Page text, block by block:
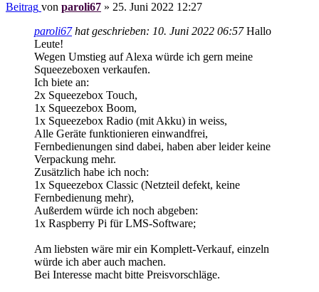
Beitrag von paroli67 » 25. Juni 2022 12:27
paroli67hat geschrieben: 10. Juni 2022 06:57Hallo
Leute!
Wegen Umstieg auf Alexa würde ich gern meine
Squeezeboxen verkaufen.
Ich biete an:
2x Squeezebox Touch,
1x Squeezebox Boom,
1x Squeezebox Radio (mit Akku) in weiss,
Alle Geräte funktionieren einwandfrei,
Fernbedienungen sind dabei, haben aber leider keine
Verpackung mehr.
Zusätzlich habe ich noch:
1x Squeezebox Classic (Netzteil defekt, keine
Fernbedienung mehr),
Außerdem würde ich noch abgeben:
1x Raspberry Pi für LMS-Software;
Am liebsten wäre mir ein Komplett-Verkauf, einzeln
würde ich aber auch machen.
Bei Interesse macht bitte Preisvorschläge.